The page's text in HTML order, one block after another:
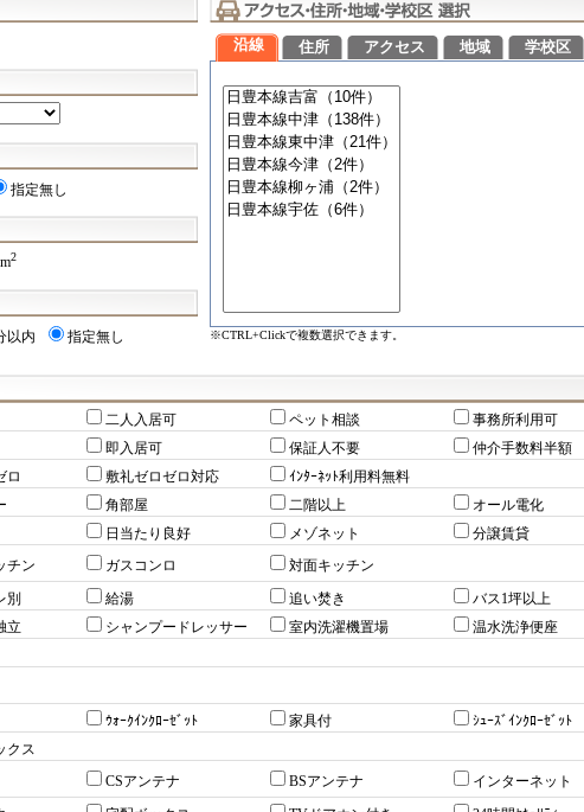
指定無し
m2
以内 指定無し
沿線 住所 アクセス 地域 学校区
※CTRL+Clickで複数選択できます。
二人入居可 ペット相談
事務所利用可
即入居可 保証人不要
仲介手数料半額
ロ
敷礼ゼロゼロ対応 ｲﾝﾀｰﾈｯﾄ利用料無料
角部屋 二階以上
オール電化
日当たり良好 メゾネット 分譲賃貸
チン ガスコンロ 対面キッチン
別 給湯 追い焚き
バス1坪以上
立
シャンプードレッサー 室内洗濯機置場
温水洗浄便座
ｳｫｰｸｲﾝｸﾛｰｾﾞｯﾄ 家具付
ｼｭｰｽﾞｲﾝｸﾛｰｾﾞｯﾄ
クス
CSアンテナ BSアンテナ インターネット